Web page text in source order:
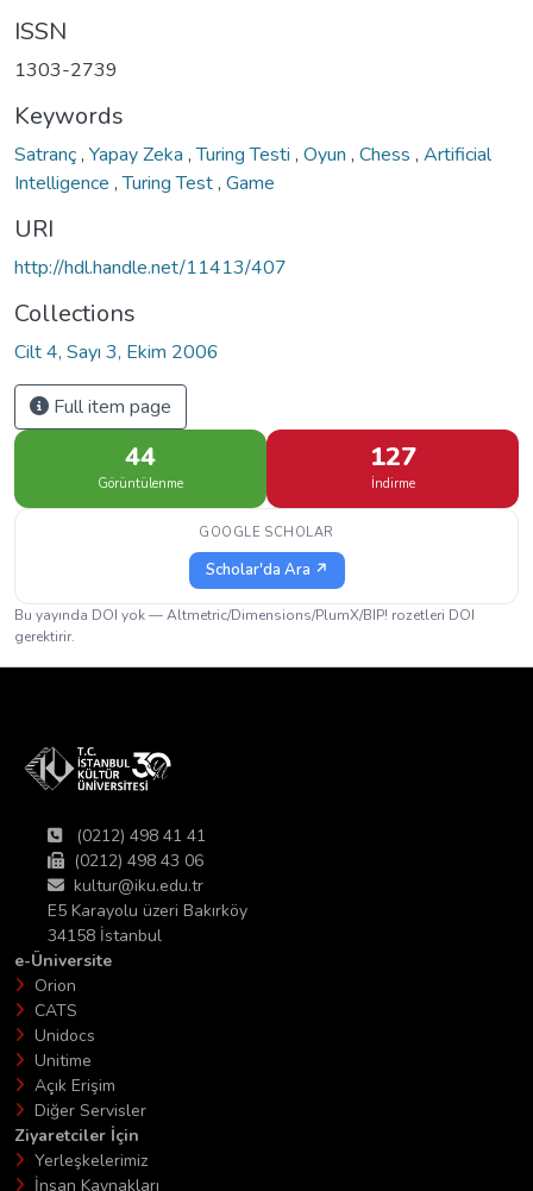
ISSN
1303-2739
Keywords
Satranç, Yapay Zeka ,Turing Testi , Oyun , Chess , Artificial
Intelligence ,Turing Test, Game
URI
http://hdl.handle.net/11413/407
Collections
Cilt 4, Sayı 3, Ekim 2006
Full item page
44
Görüntülenme
127
İndirme
GOOGLE SCHOLAR
Scholar'da Ara ↗
Bu yayında DOI yok — Altmetric/Dimensions/PlumX/BIP! rozetleri DOI
gerektirir.
(0212) 498 41 41
(0212) 498 43 06
kultur@iku.edu.tr
E5 Karayolu üzeri Bakırköy
34158 İstanbul
e-Üniversite
Orion
CATS
Unidocs
Unitime
Açık Erişim
Diğer Servisler
Ziyaretciler İçin
Yerleşkelerimiz
İnsan Kaynakları